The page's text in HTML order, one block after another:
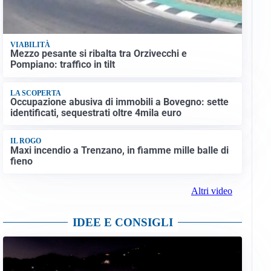
VIABILITÀ
Mezzo pesante si ribalta tra Orzivecchi e
Pompiano: traffico in tilt
LA SCOPERTA
Occupazione abusiva di immobili a Bovegno: sette
identificati, sequestrati oltre 4mila euro
IL ROGO
Maxi incendio a Trenzano, in fiamme mille balle di
fieno
Altri video
IDEE E CONSIGLI